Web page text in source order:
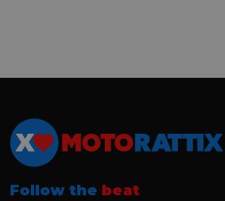
Follow the beat